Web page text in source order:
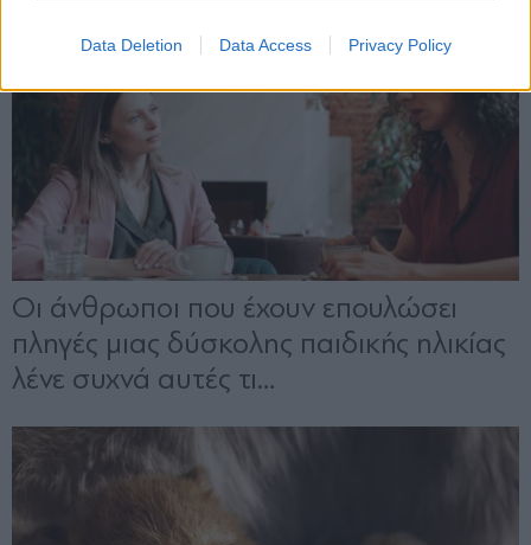
Data Deletion Data Access Privacy Policy